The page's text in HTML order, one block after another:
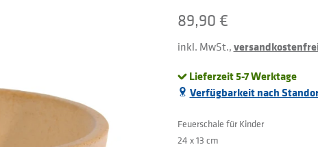
89,90 €
inkl. MwSt.,
Lieferzeit 5-7 Werktage
Verfügbarkeit nach
Feuerschale für Kinder
24 x 13 cm